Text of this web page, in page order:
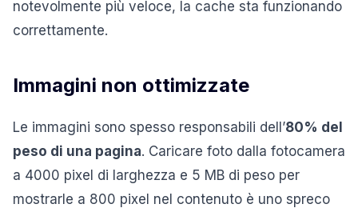
notevolmente più veloce, la cache sta funzionando
correttamente.
Immagini non ottimizzate
Le immagini sono spesso responsabili dell’80% del
peso di una pagina. Caricare foto dalla fotocamera
a 4000 pixel di larghezza e 5 MB di peso per
mostrarle a 800 pixel nel contenuto è uno spreco